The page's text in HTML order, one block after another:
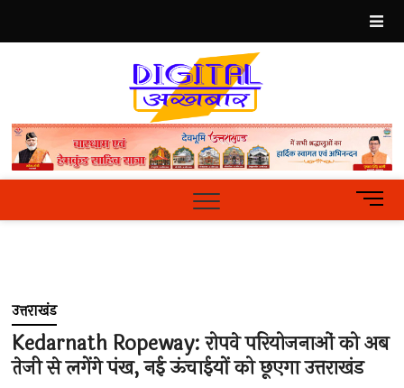
content
Hindi
News
PortalM
e
t
o
n
उत्तराखंड
Kedarnath Ropeway: रोपवे परियोजनाओं को अब
तेजी से लगेंगे पंख, नई ऊंचाईयों को छूएगा उत्तराखंड